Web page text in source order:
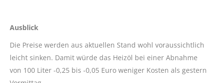
Ausblick
Die Preise werden aus aktuellen Stand wohl voraussichtlich
leicht sinken. Damit würde das Heizöl bei einer Abnahme
von 100 Liter -0,25 bis -0,05 Euro weniger Kosten als gestern